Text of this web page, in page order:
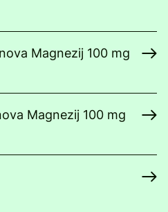
Magnezij 100 mg
Magnezij 100 mg